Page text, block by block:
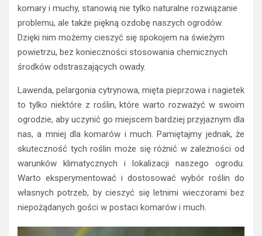
komary i muchy, stanowią nie tylko naturalne rozwiązanie
problemu, ale także piękną ozdobę naszych ogrodów.
Dzięki nim możemy cieszyć się spokojem na świeżym
powietrzu, bez konieczności stosowania chemicznych
środków odstraszających owady.
Lawenda, pelargonia cytrynowa, mięta pieprzowa i nagietek
to tylko niektóre z roślin, które warto rozważyć w swoim
ogrodzie, aby uczynić go miejscem bardziej przyjaznym dla
nas, a mniej dla komarów i much. Pamiętajmy jednak, że
skuteczność tych roślin może się różnić w zależności od
warunków klimatycznych i lokalizacji naszego ogrodu.
Warto eksperymentować i dostosować wybór roślin do
własnych potrzeb, by cieszyć się letnimi wieczorami bez
niepożądanych gości w postaci komarów i much.